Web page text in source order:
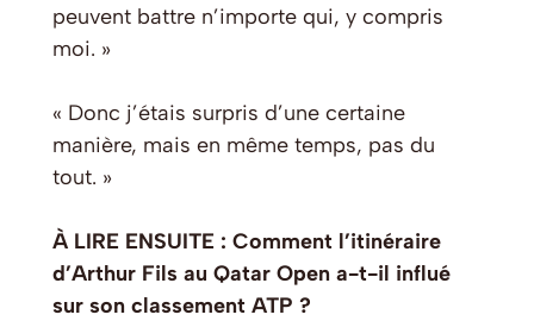
peuvent battre n’importe qui, y compris
moi. »
« Donc j’étais surpris d’une certaine
manière, mais en même temps, pas du
tout. »
À LIRE ENSUITE : Comment l’itinéraire
d’Arthur Fils au Qatar Open a-t-il influé
sur son classement ATP ?